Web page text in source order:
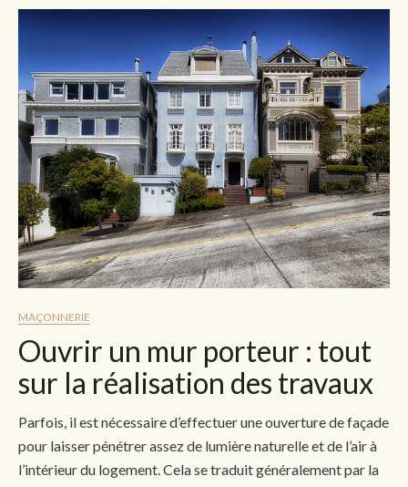
MAÇONNERIE
Ouvrir un mur porteur : tout
sur la réalisation des travaux
Parfois, il est nécessaire d’effectuer une ouverture de façade
pour laisser pénétrer assez de lumière naturelle et de l’air à
l’intérieur du logement. Cela se traduit généralement par la